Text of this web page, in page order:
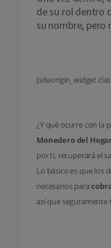
de su rol dentro
su nombre, pero
[siteorigin_widget
¿Y qué ocurre con la
Monedero del
por ti, recuperará el
Lo básico es que los
necesarios para
así que seguramente